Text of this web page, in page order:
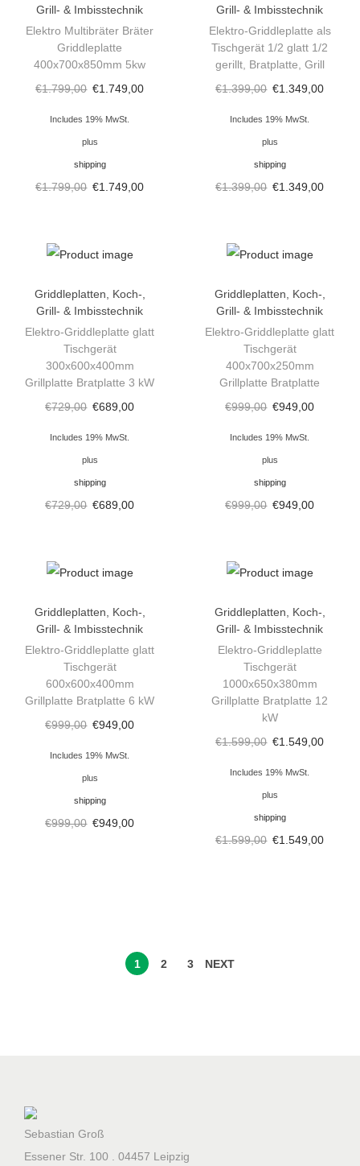
Grill- & Imbisstechnik
Elektro Multibräter Bräter
Griddleplatte
400x700x850mm 5kw
€1.799,00 €1.749,00
Includes 19% MwSt.
plus
shipping
€1.799,00 €1.749,00
Grill- & Imbisstechnik
Elektro-Griddleplatte als
Tischgerät 1/2 glatt 1/2
gerillt, Bratplatte, Grill
€1.399,00 €1.349,00
Includes 19% MwSt.
plus
shipping
€1.399,00 €1.349,00
Griddleplatten
Koch-,
Grill- & Imbisstechnik
Elektro-Griddleplatte glatt
Tischgerät
300x600x400mm
Grillplatte Bratplatte 3 kW
€729,00 €689,00
Includes 19% MwSt.
plus
shipping
€729,00 €689,00
Griddleplatten
Koch-,
Grill- & Imbisstechnik
Elektro-Griddleplatte glatt
Tischgerät
400x700x250mm
Grillplatte Bratplatte
€999,00 €949,00
Includes 19% MwSt.
plus
shipping
€999,00 €949,00
Griddleplatten, Koch-,
Grill- & Imbisstechnik
Elektro-Griddleplatte glatt
Tischgerät
600x600x400mm
Grillplatte Bratplatte 6 kW
€999,00 €949,00
Includes 19% MwSt.
plus
shipping
€999,00 €949,00
Griddleplatten, Koch-,
Grill- & Imbisstechnik
Elektro-Griddleplatte
Tischgerät
1000x650x380mm
Grillplatte Bratplatte 12
kW
€1.599,00 €1.549,00
Includes 19% MwSt.
plus
shipping
€1.599,00 €1.549,00
1 2 3 NEXT
Sebastian Groß
Essener Str. 100 . 04457 Leipzig